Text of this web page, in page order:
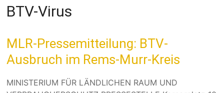
BTV-Virus
MLR-Pressemitteilung: BTV-
Ausbruch im Rems-Murr-Kreis
MINISTERIUM FÜR LÄNDLICHEN RAUM UND